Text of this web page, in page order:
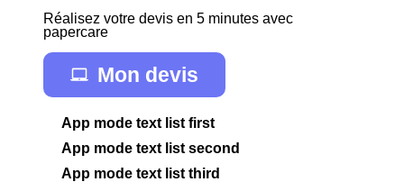
Réalisez votre devis en 5 minutes avec
papercare
Mon devis
App mode text list first
App mode text list second
App mode text list third